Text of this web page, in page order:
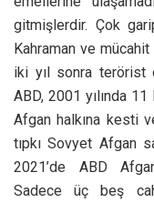
gitmişlerdir. Çok
Kahraman ve
iki yıl sonra terörist
ABD, 2001 yılında
Afgan halkına kesti
tıpkı Sovyet Afgan
2021’de ABD
Sadece üç beş